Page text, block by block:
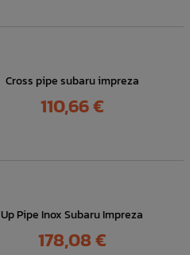
Cross pipe subaru impreza
Prix
110,66 €
Up Pipe Inox Subaru Impreza
Prix
178,08 €